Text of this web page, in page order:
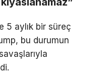
5 aylık bir süreç
bu durumun